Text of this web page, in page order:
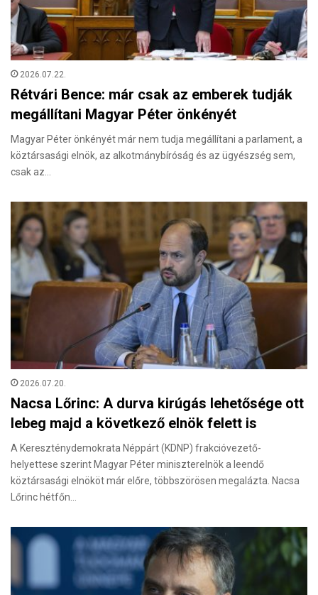
2026.07.22.
Rétvári Bence: már csak az emberek tudják
megállítani Magyar Péter önkényét
Magyar Péter önkényét már nem tudja megállítani a parlament, a
köztársasági elnök, az alkotmánybíróság és az ügyészség sem,
csak az…
2026.07.20.
Nacsa Lőrinc: A durva kirúgás lehetősége ott
lebeg majd a következő elnök felett is
A Kereszténydemokrata Néppárt (KDNP) frakcióvezető-
helyettese szerint Magyar Péter miniszterelnök a leendő
köztársasági elnököt már előre, többszörösen megalázta. Nacsa
Lőrinc hétfőn…